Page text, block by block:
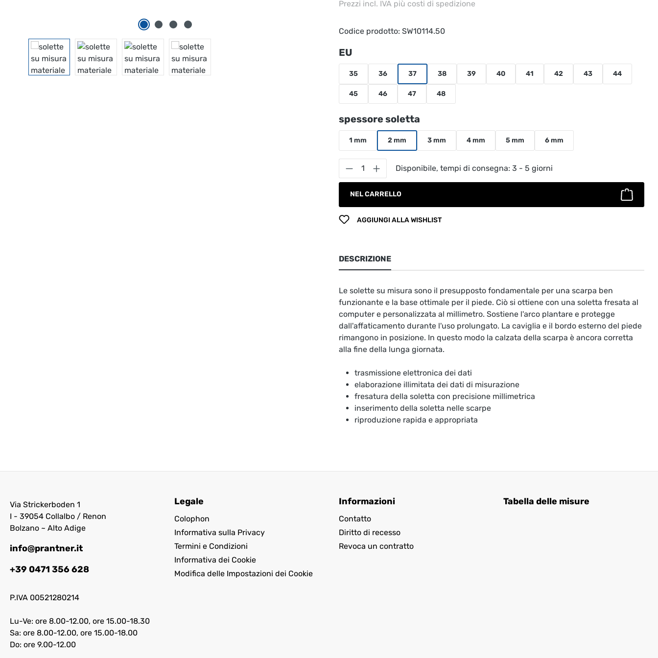
Prezzi incl. IVA più costi di spedizione
Codice prodotto: SW10114.50
Seleziona
EU
35 36 37 38 39 40 41 42 43 44
45 46 47 48
Seleziona
spessore soletta
1 mm 2 mm 3 mm 4 mm 5 mm 6 mm
Quantità del prodotto: inserisci la quantità desiderata o
Disponibile, tempi di consegna: 3 - 5 giorni
NEL CARRELLO
AGGIUNGI ALLA WISHLIST
DESCRIZIONE
Le solette su misura sono il presupposto fondamentale per una scarpa ben
funzionante e la base ottimale per il piede. Ciò si ottiene con una soletta fresata al
computer e personalizzata al millimetro. Sostiene l'arco plantare e protegge
dall'affaticamento durante l'uso prolungato. La caviglia e il bordo esterno del piede
rimangono in posizione. In questo modo la calzata della scarpa è ancora corretta
alla fine della lunga giornata.
trasmissione elettronica dei dati
elaborazione illimitata dei dati di misurazione
fresatura della soletta con precisione millimetrica
inserimento della soletta nelle scarpe
riproduzione rapida e appropriata
Via Strickerboden 1
I - 39054 Collalbo / Renon
Bolzano ~ Alto Adige
info@prantner.it
+39 0471 356 628
P.IVA 00521280214
Lu-Ve: ore 8.00-12.00, ore 15.00-18.30
Sa: ore 8.00-12.00, ore 15.00-18.00
Do: ore 9.00-12.00
Legale
Colophon
Informativa sulla Privacy
Termini e Condizioni
Informativa dei Cookie
Modifica delle Impostazioni dei Cookie
Informazioni
Contatto
Diritto di recesso
Revoca un contratto
Tabella delle misure